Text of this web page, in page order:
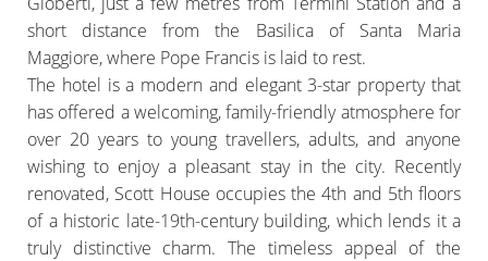
short distance from the Basilica of Santa Maria
Maggiore, where Pope Francis is laid to rest.
The hotel is a modern and elegant 3-star property that
has offered a welcoming, family-friendly atmosphere for
over 20 years to young travellers, adults, and anyone
wishing to enjoy a pleasant stay in the city. Recently
renovated, Scott House occupies the 4th and 5th floors
of a historic late-19th-century building, which lends it a
truly distinctive charm. The timeless appeal of the